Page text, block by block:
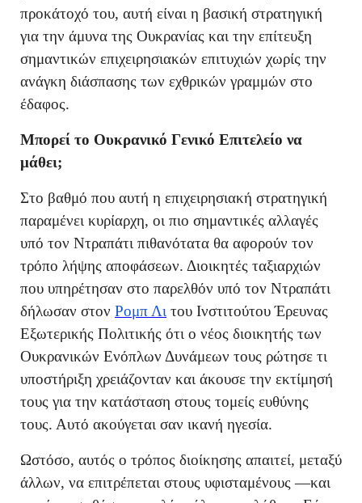
προκάτοχό του, αυτή είναι η βασική στρατηγική
για την άμυνα της Ουκρανίας και την επίτευξη
σημαντικών επιχειρησιακών επιτυχιών χωρίς την
ανάγκη διάσπασης των εχθρικών γραμμών στο
έδαφος.
Μπορεί το Ουκρανικό Γενικό Επιτελείο να
μάθει;
Στο βαθμό που αυτή η επιχειρησιακή στρατηγική
παραμένει κυρίαρχη, οι πιο σημαντικές αλλαγές
υπό τον Ντραπάτι πιθανότατα θα αφορούν τον
τρόπο λήψης αποφάσεων. Διοικητές ταξιαρχιών
που υπηρέτησαν στο παρελθόν υπό τον Ντραπάτι
δήλωσαν στον Ρομπ Λι του Ινστιτούτου Έρευνας
Εξωτερικής Πολιτικής ότι ο νέος διοικητής των
Ουκρανικών Ενόπλων Δυνάμεων τους ρώτησε τι
υποστήριξη χρειάζονταν και άκουσε την εκτίμησή
τους για την κατάσταση στους τομείς ευθύνης
τους. Αυτό ακούγεται σαν ικανή ηγεσία.
Ωστόσο, αυτός ο τρόπος διοίκησης απαιτεί, μεταξύ
άλλων, να επιτρέπεται στους υφισταμένους —και